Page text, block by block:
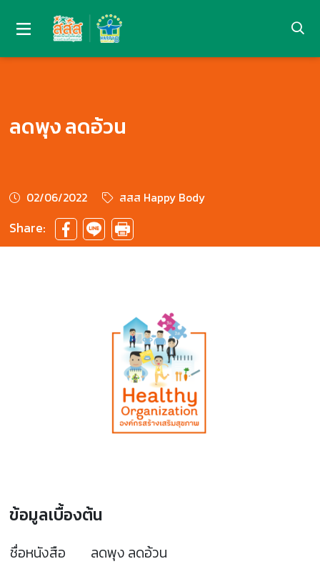
ลดพุง ลดอ้วน
02/06/2022 สสส Happy Body
Share:
ข้อมูลเบื้องต้น
ชื่อหนังสือ
ลดพุง ลดอ้วน